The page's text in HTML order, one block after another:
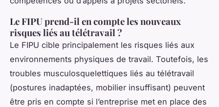
Le FIPU prend-il en compte les nouveaux
risques liés au télétravail ?
Le FIPU cible principalement les risques liés aux
environnements physiques de travail. Toutefois, les
troubles musculosquelettiques liés au télétravail
(postures inadaptées, mobilier insuffisant) peuvent
être pris en compte si l’entreprise met en place des